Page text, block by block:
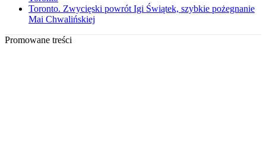
Toronto. Zwycięski powrót Igi Świątek, szybkie pożegnanie
Mai Chwalińskiej
Promowane treści